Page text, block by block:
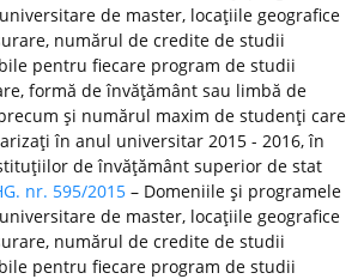
de master, locaţiile geografice
numărul de credite de studii
pentru fiecare program de studii
formă de învăţământ sau limbă de
şi numărul maxim de studenţi care
în anul universitar 2015 - 2016, în
de învăţământ superior de stat
nr. 595/2015 – Domeniile şi programele
de master, locaţiile geografice
numărul de credite de studii
pentru fiecare program de studii